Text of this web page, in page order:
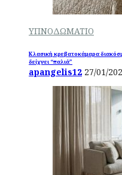
ΥΠΝΟΔΩΜΑΤΙΟ
Κλασική κρεβατοκάμαρα
δείχνει “παλιά”
apangelis12 27/01/